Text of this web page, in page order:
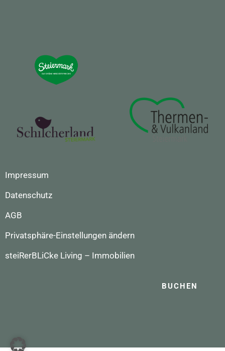
Impressum
Datenschutz
AGB
Privatsphäre-Einstellungen ändern
steiRerBLiCke Living – Immobilien
BUCHEN